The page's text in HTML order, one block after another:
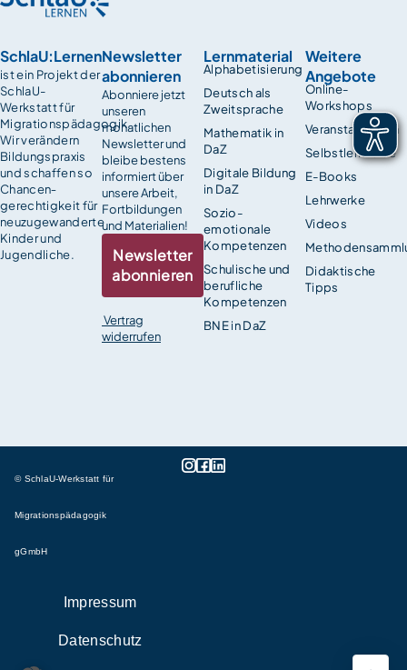
SchlaU:Lernen
ist ein Projekt der
SchlaU-
Werkstatt für
Migrationspädagogik.
Wir verändern
Bildungspraxis
und schaffen so
Chancen­
gerechtigkeit für
neuzugewanderte
Kinder und
Jugendliche.
Lernmaterial
Alphabetisierung
Deutsch als
Zweitsprache
Mathematik in
DaZ
Digitale Bildung
in DaZ
Sozio-
emotionale
Kompetenzen
Schulische und
berufliche
Kompetenzen
BNE in DaZ
Weitere
Angebote
Online-
Workshops
Veranstaltungen
Selbstlernkurse
E-Books
Lehrwerke
Videos
Didaktische
Tipps
Newsletter
abonnieren
Abonniere jetzt
unseren
monatlichen
Newsletter und
bleibe bestens
informiert über
unsere Arbeit,
Fortbildungen
und Materialien!
Newsletter
abonnieren
Vertrag
widerrufen
© SchlaU-Werkstatt für
Migrationspädagogik
gGmbH
Impressum
Datenschutz